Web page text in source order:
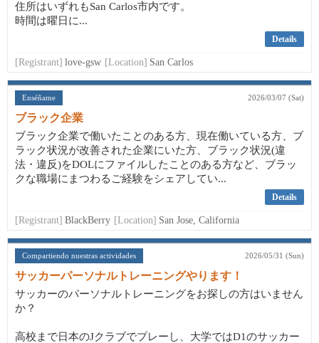
住所はいずれもSan Carlos市内です。
時間は曜日に...
Details
[Registrant] love-gsw [Location] San Carlos
Enséñame 2026/03/07 (Sat)
ブラック企業
ブラック企業で働いたことのある方、現在働いている方、ブ
ラック状況が改善された企業にいた方、ブラック状況(違
法・違反)をDOLにファイルしたことのある方など、ブラッ
クな職場にまつわるご経験をシェアしてい...
Details
[Registrant] BlackBerry [Location] San Jose, California
Compartiendo nuestras actividades 2026/05/31 (Sun)
サッカーパーソナルトレーニングやります！
サッカーのパーソナルトレーニングをお探しの方はいません
か？
高校まで日本のJクラブでプレーし、大学ではD1のサッカー